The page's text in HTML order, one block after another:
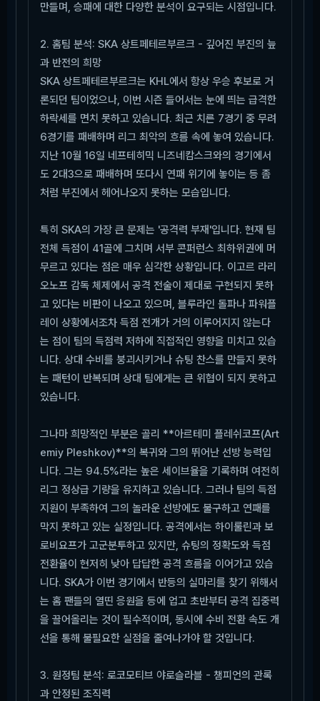
만들며, 승패에 대한 다양한 분석이 요구되는 시점입니다.
2. 홈팀 분석: SKA 상트페테르부르크 - 깊어진 부진의 늪
과 반전의 희망
SKA 상트페테르부르크는 KHL에서 항상 우승 후보로 거
론되던 팀이었으나, 이번 시즌 들어서는 눈에 띄는 급격한
하락세를 면치 못하고 있습니다. 최근 치른 7경기 중 무려
6경기를 패배하며 리그 최악의 흐름 속에 놓여 있습니다.
지난 10월 16일 네프테히믹 니즈네캄스크와의 경기에서
도 2대3으로 패배하며 또다시 연패 위기에 놓이는 등 좀
처럼 부진에서 헤어나오지 못하는 모습입니다.
특히 SKA의 가장 큰 문제는 '공격력 부재'입니다. 현재 팀
전체 득점이 41골에 그치며 서부 콘퍼런스 최하위권에 머
무르고 있다는 점은 매우 심각한 상황입니다. 이고르 라리
오노프 감독 체제에서 공격 전술이 제대로 구현되지 못하
고 있다는 비판이 나오고 있으며, 블루라인 돌파나 파워플
레이 상황에서조차 득점 전개가 거의 이루어지지 않는다
는 점이 팀의 득점력 저하에 직접적인 영향을 미치고 있습
니다. 상대 수비를 붕괴시키거나 슈팅 찬스를 만들지 못하
는 패턴이 반복되며 상대 팀에게는 큰 위협이 되지 못하고
있습니다.
그나마 희망적인 부분은 골리 **아르테미 플레쉬코프(Art
emiy Pleshkov)**의 복귀와 그의 뛰어난 선방 능력입
니다. 그는 94.5%라는 높은 세이브율을 기록하며 여전히
리그 정상급 기량을 유지하고 있습니다. 그러나 팀의 득점
지원이 부족하여 그의 놀라운 선방에도 불구하고 연패를
막지 못하고 있는 실정입니다. 공격에서는 하이룰린과 보
로비요프가 고군분투하고 있지만, 슈팅의 정확도와 득점
전환율이 현저히 낮아 답답한 공격 흐름을 이어가고 있습
니다. SKA가 이번 경기에서 반등의 실마리를 찾기 위해서
는 홈 팬들의 열띤 응원을 등에 업고 초반부터 공격 집중력
을 끌어올리는 것이 필수적이며, 동시에 수비 전환 속도 개
선을 통해 불필요한 실점을 줄여나가야 할 것입니다.
3. 원정팀 분석: 로코모티브 야로슬라블 - 챔피언의 관록
과 안정된 조직력